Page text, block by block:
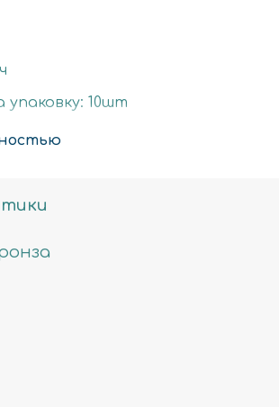
10шт
бронза
высокого качества
никеля и кадмия.